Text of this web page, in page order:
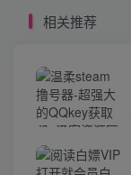
相关推荐